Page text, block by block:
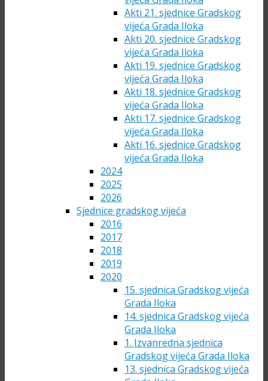
Akti 21. sjednice Gradskog
vijeća Grada Iloka
Akti 20. sjednice Gradskog
vijeća Grada Iloka
Akti 19. sjednice Gradskog
vijeća Grada Iloka
Akti 18. sjednice Gradskog
vijeća Grada Iloka
Akti 17. sjednice Gradskog
vijeća Grada Iloka
Akti 16. sjednice Gradskog
vijeća Grada Iloka
2024
2025
2026
Sjednice gradskog vijeća
2016
2017
2018
2019
2020
15. sjednica Gradskog vijeća
Grada Iloka
14. sjednica Gradskog vijeća
Grada Iloka
1. Izvanredna sjednica
Gradskog vijeća Grada Iloka
13. sjednica Gradskog vijeća